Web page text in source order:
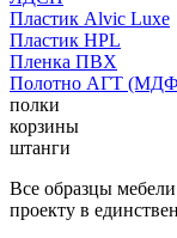
Пластик Alvic Luxe
Пластик HPL
Пленка ПВХ
Полотно АГТ
полки
корзины
штанги
Все образцы
проекту в